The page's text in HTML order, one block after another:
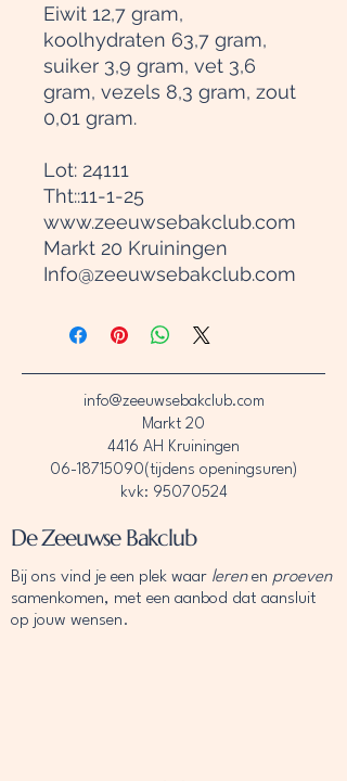
Eiwit 12,7 gram,
koolhydraten 63,7 gram,
suiker 3,9 gram, vet 3,6
gram, vezels 8,3 gram, zout
0,01 gram.
Lot: 24111
Tht::11-1-25
www.zeeuwsebakclub.com
Markt 20 Kruiningen
Info@zeeuwsebakclub.com
info@zeeuwsebakclub.com
Markt 20
4416 AH Kruiningen
06-18715090(tijdens openingsuren)
kvk: 95070524
De Zeeuwse Bakclub
Bij ons vind je een plek waar lerenen proeven
samenkomen, met een aanbod dat aansluit
op jouw wensen.